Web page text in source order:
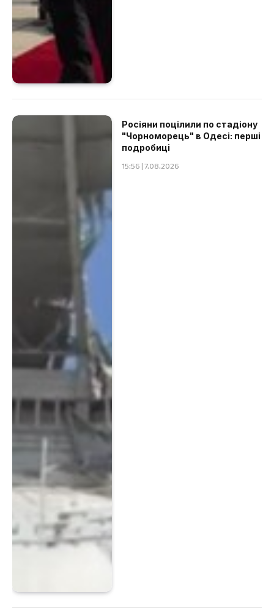
Росіяни поцілили по стадіону
"Чорноморець" в Одесі: перші
подробиці
15:56 | 7.08.2026